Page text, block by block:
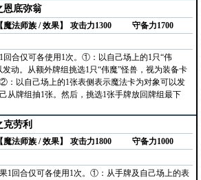
恩底弥翁
【魔法师族 / 效果】
攻击力1300 守备力1700
合仅可各使用1次。①：以自己场上的1只“伟
发动。从额外牌组挑选1只“伟魔”怪兽，视为装备卡
：以自己场上的1张表侧表示魔法卡为对象可以发
从牌组抽1张。然后，挑选1张手牌放回牌组最下
劳利
【魔法师族 / 效果】
攻击力1800 守备力1000
回合仅可各使用1次。①：从手牌及自己场上的表